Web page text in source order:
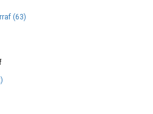
(63)